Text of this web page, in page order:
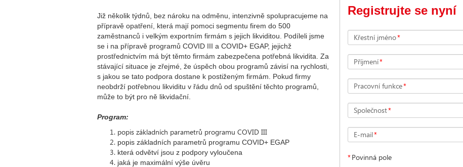
Registrujte se nyní
Křestní jméno*
Příjmení*
Pracovní funkce*
Společnost*
E-mail*
*Povinná pole
Již několik týdnů, bez nároku na odměnu, intenzivně spolupracujeme na
přípravě opatření, která mají pomoci segmentu firem do 500
zaměstnanců i velkým exportním firmám s jejich likviditou. Podíleli jsme
se i na přípravě programů COVID III a COVID+ EGAP, jejichž
prostřednictvím má být těmto firmám zabezpečena potřebná likvidita. Za
stávající situace je zřejmé, že úspěch obou programů závisí na rychlosti,
s jakou se tato podpora dostane k postiženým firmám. Pokud firmy
neobdrží potřebnou likviditu v řádu dnů od spuštění těchto programů,
může to být pro ně likvidační.
Program:
popis základních parametrů programu COVID III
popis základních parametrů programu COVID+ EGAP
která odvětví jsou z podpory vyloučena
jaká je maximální výše úvěru